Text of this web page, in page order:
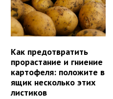
Как предотвратить
прорастание и гниение
картофеля: положите в
ящик несколько этих
листиков